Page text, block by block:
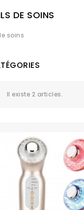
DE SOINS
soins
Il existe 2 articles.